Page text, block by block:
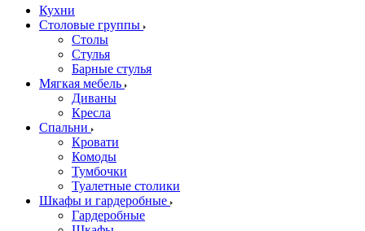
Кухни
Столовые группы
Столы
Стулья
Барные стулья
Мягкая мебель
Диваны
Кресла
Спальни
Кровати
Комоды
Тумбочки
Туалетные столики
Шкафы и гардеробные
Гардеробные